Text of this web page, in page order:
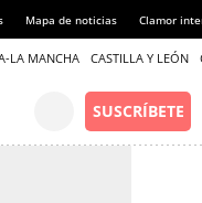
Mapa de noticias Clamor
LA MANCHA CASTILLA Y LEÓN